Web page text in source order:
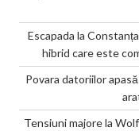
Escapada la
hibrid care este
Povara datoriilor
Tensiuni majore la